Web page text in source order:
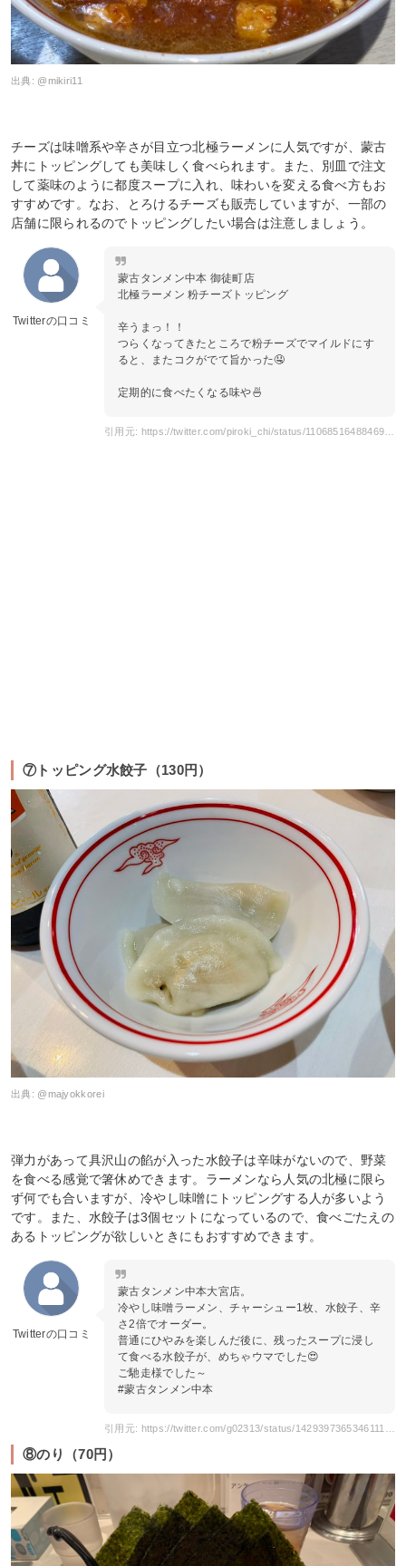
出典: @mikiri11
チーズは味噌系や辛さが目立つ北極ラーメンに人気ですが、蒙古
丼にトッピングしても美味しく食べられます。また、別皿で注文
して薬味のように都度スープに入れ、味わいを変える食べ方もお
すすめです。なお、とろけるチーズも販売していますが、一部の
店舗に限られるのでトッピングしたい場合は注意しましょう。
Twitterの口コミ
蒙古タンメン中本 御徒町店
北極ラーメン 粉チーズトッピング
辛うまっ！！
つらくなってきたところで粉チーズでマイルドにす
ると、またコクがでて旨かった🤤
定期的に食べたくなる味や🍜
引用元: https://twitter.com/piroki_chi/status/1106851648846991360
⑦トッピング水餃子（130円）
出典: @majyokkorei
弾力があって具沢山の餡が入った水餃子は辛味がないので、野菜
を食べる感覚で箸休めできます。ラーメンなら人気の北極に限ら
ず何でも合いますが、冷やし味噌にトッピングする人が多いよう
です。また、水餃子は3個セットになっているので、食べごたえの
あるトッピングが欲しいときにもおすすめできます。
Twitterの口コミ
蒙古タンメン中本大宮店。
冷やし味噌ラーメン、チャーシュー1枚、水餃子、辛
さ2倍でオーダー。
普通にひやみを楽しんだ後に、残ったスープに浸し
て食べる水餃子が、めちゃウマでした😍
ご馳走様でした～
#蒙古タンメン中本
引用元: https://twitter.com/g02313/status/1429397365346111492
⑧のり（70円）